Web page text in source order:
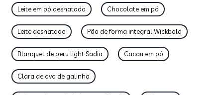
Leite em pó desnatado Chocolate em pó
Leite desnatado Pão de forma integral Wickbold
Blanquet de peru light Sadia Cacau em pó
Clara de ovo de galinha